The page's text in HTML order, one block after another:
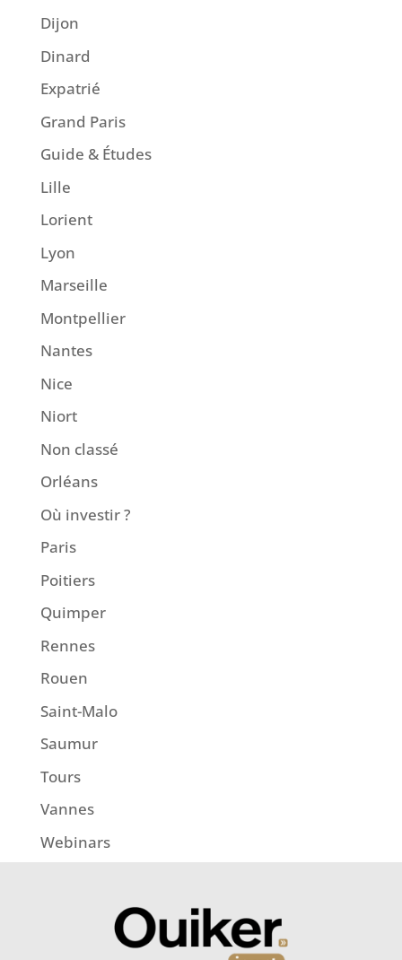
Dijon
Dinard
Expatrié
Grand Paris
Guide & Études
Lille
Lorient
Lyon
Marseille
Montpellier
Nantes
Nice
Niort
Non classé
Orléans
Où investir ?
Paris
Poitiers
Quimper
Rennes
Rouen
Saint-Malo
Saumur
Tours
Vannes
Webinars